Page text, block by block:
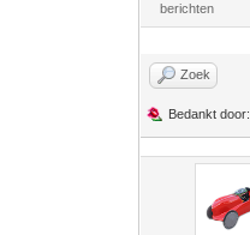
berichten
Zoek
Bedankt door: